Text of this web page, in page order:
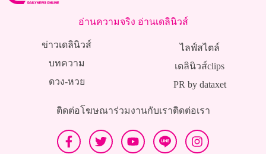
อ่านความจริง อ่านเดลินิวส์
ข่าวเดลินิวส์
บทความ
ดวง-หวย
ไลฟ์สไตล์
เดลินิวส์clips
PR by dataxet
ติดต่อโฆษณาร่วมงานกับเราติดต่อเรา